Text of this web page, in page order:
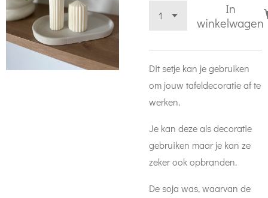
In
winkelwagen
Dit setje kan je gebruiken
om jouw tafeldecoratie af te
werken.
Je kan deze als decoratie
gebruiken maar je kan ze
zeker ook opbranden.
De soja was, waarvan de